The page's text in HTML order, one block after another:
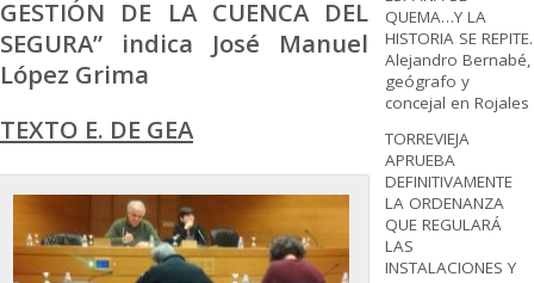
GESTIÓN DE LA CUENCA DEL
SEGURA” indica José Manuel
López Grima
TEXTO E. DE GEA
QUEMA…Y LA
HISTORIA SE REPITE.
Alejandro Bernabé,
geógrafo y
concejal en Rojales
TORREVIEJA
APRUEBA
DEFINITIVAMENTE
LA ORDENANZA
QUE REGULARÁ
LAS
INSTALACIONES Y